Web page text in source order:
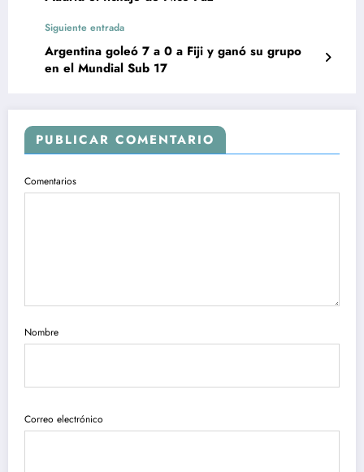
Siguiente entrada
Argentina goleó 7 a 0 a Fiji y ganó su grupo
en el Mundial Sub 17
PUBLICAR COMENTARIO
Comentarios
Nombre
Correo electrónico